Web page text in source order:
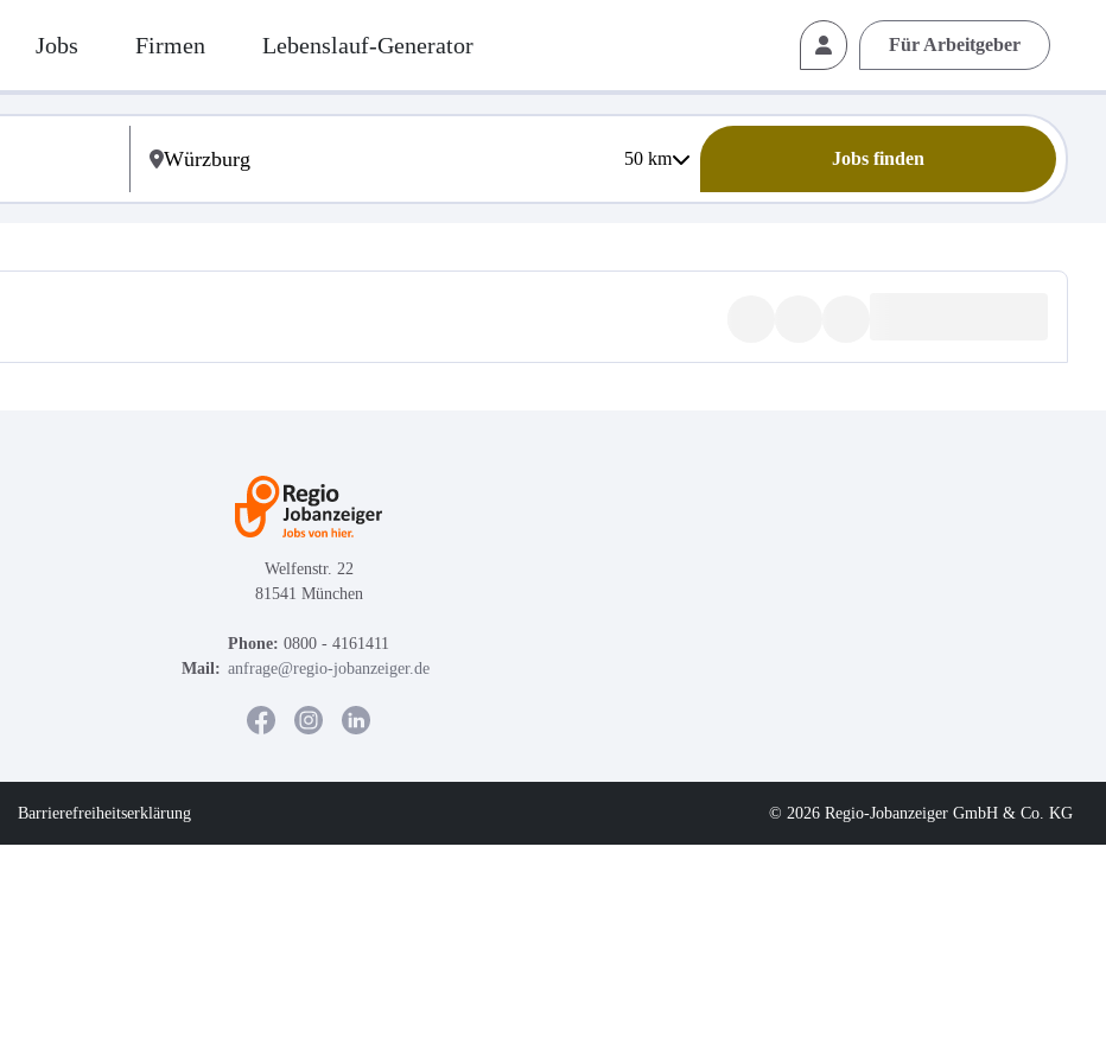
Jobs Firmen Lebenslauf-Generator Für Arbeitgeber
50km Jobs finden
Welfenstr. 22
81541 München
Phone: 0800 - 4161411
Mail: anfrage@regio-jobanzeiger.de
Barrierefreiheitserklärung © 2026 Regio-Jobanzeiger GmbH & Co. KG